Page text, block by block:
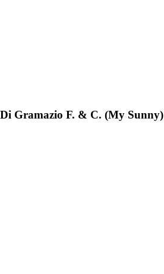
Gramazio F. & C. (My Sunny)